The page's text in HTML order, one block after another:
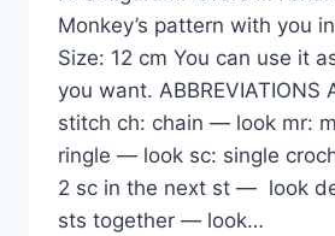
Monkey’s pattern with you
Size: 12 cm You can use it
you want. ABBREVIATIONS
stitch ch: chain — look mr:
ringle — look sc: single
2 sc in the next st — look
sts together — look…